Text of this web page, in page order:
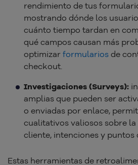
rendimiento de tus
mostrando dónde los
cuánto tiempo tardan en
qué campos causan más
optimizar formularios de
checkout.
Investigaciones (Surveys):
amplias que pueden ser
o enviadas por enlace,
cualitativos valiosos sobre
cliente, intenciones y puntos
Estas herramientas de